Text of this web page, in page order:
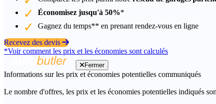
Économisez jusqu'à 50%*
Gagnez du temps** en prenant rendez-vous en ligne
Recevez des devis
*Voir comment les prix et les économies sont calculés
Fermer
Informations sur les prix et économies potentielles communiqués
Le nombre d'offres, les prix et les économies potentielles indiqués